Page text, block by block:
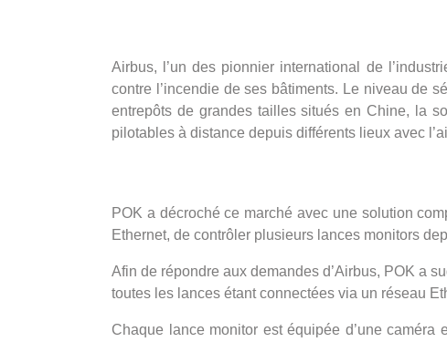
Airbus, l’un des pionnier international de
contre l’incendie de ses bâtiments. Le niveau de
entrepôts de grandes tailles situés en Chine, la
pilotables à distance depuis différents lieux avec
POK a décroché ce marché avec une solution
Ethernet, de contrôler plusieurs lances monitors
Afin de répondre aux demandes d’Airbus, POK a
toutes les lances étant connectées via un réseau
Chaque lance monitor est équipée d’une caméra